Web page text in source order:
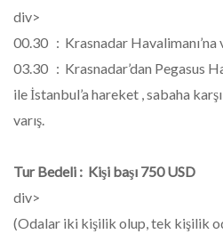
div>
00.30 : Krasnadar Havalimanı’na
03.30 : Krasnadar’dan Pegasus
ile İstanbul’a hareket , sabaha
varış.
Tur Bedeli : Kişi başı 750 USD
div>
(Odalar iki kişilik olup, tek kişilik